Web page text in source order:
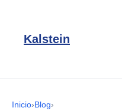
Kalstein
Inicio›Blog›